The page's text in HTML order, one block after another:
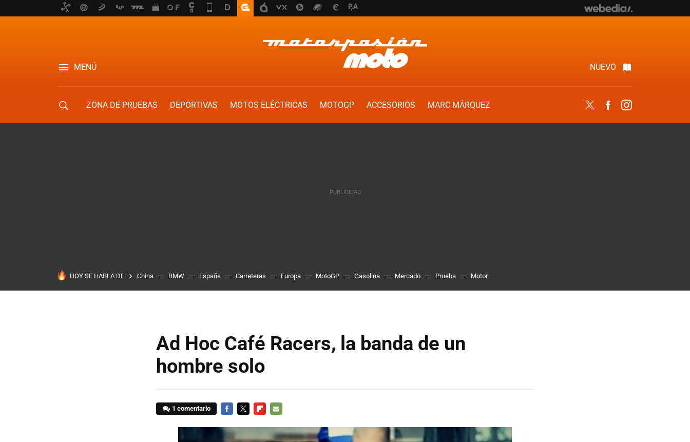
MENÚ NUEVO
ZONA DE PRUEBAS DEPORTIVAS MOTOS ELÉCTRICAS MOTOGP ACCESORIOS
MARC MÁRQUEZ
Twitter Facebook
HOY SE HABLA DE China BMW España Carreteras Europa MotoGP Gasolina Mercado Prueba Motor
Ad Hoc Café Racers, la banda de un
hombre solo
1 comentario
MAIL